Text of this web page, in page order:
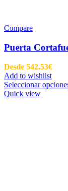
Compare
Puerta
Desde 542.53€
Add to wishlist
Seleccionar
Quick view